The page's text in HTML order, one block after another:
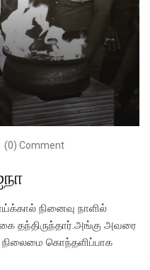
(0) Comment
நினைவு நாளில்
தந்திருந்தார்.அங்கு அவரை
கொந்தளிப்பாக